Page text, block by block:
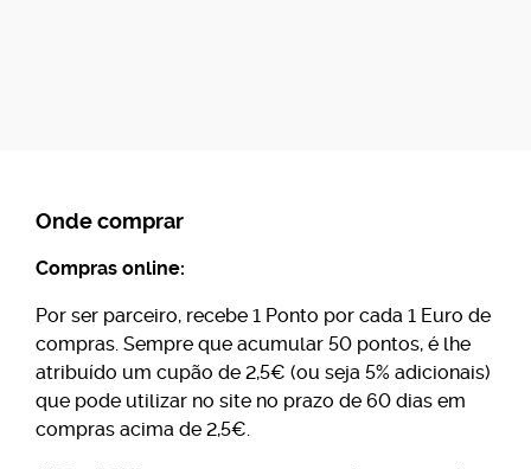
Onde comprar
Compras online:
Por ser parceiro, recebe 1 Ponto por cada 1 Euro de
compras. Sempre que acumular 50 pontos, é lhe
atribuído um cupão de 2,5€ (ou seja 5% adicionais)
que pode utilizar no site no prazo de 60 dias em
compras acima de 2,5€.